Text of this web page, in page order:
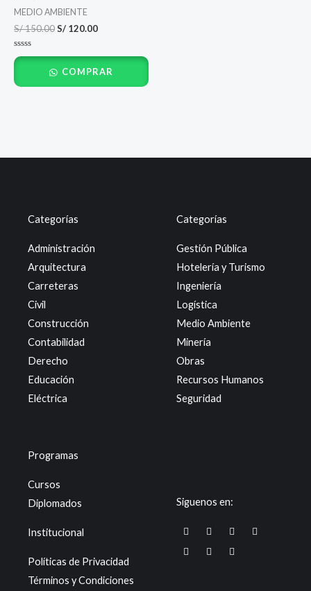
MEDIO AMBIENTE
S/150.00S/ 120.00
Valorado
con
de
5
COMPRAR
Categorías
Administración
Arquitectura
Carreteras
Civil
Construcción
Contabilidad
Derecho
Educación
Eléctrica
Categorías
Gestión Pública
Hotelería y Turismo
Ingeniería
Logística
Medio Ambiente
Minería
Obras
Recursos Humanos
Seguridad
Programas
Cursos
Diplomados
Institucional
Políticas de Privacidad
Términos y Condiciones
Siguenos en:
F
a
c
e
W
h
a
t
I
n
s
t
Y
o
X
-
t
w
T
i
k
t
L
i
n
k